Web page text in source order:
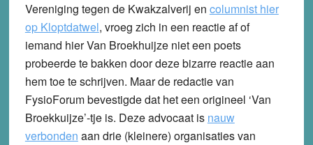
Vereniging tegen de Kwakzalverij en columnist hier
op Kloptdatwel, vroeg zich in een reactie af of
iemand hier Van Broekhuijze niet een poets
probeerde te bakken door deze bizarre reactie aan
hem toe te schrijven. Maar de redactie van
FysioForum bevestigde dat het een origineel ‘Van
Broekkuijze’-tje is. Deze advocaat is nauw
verbonden aan drie (kleinere) organisaties van